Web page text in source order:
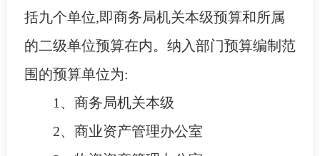
括九个单位,即商务局机关本级预算和所属
的二级单位预算在内。纳入部门预算编制范
围的预算单位为:
1 、商务局机关本级
2、 商业资产管理办公室